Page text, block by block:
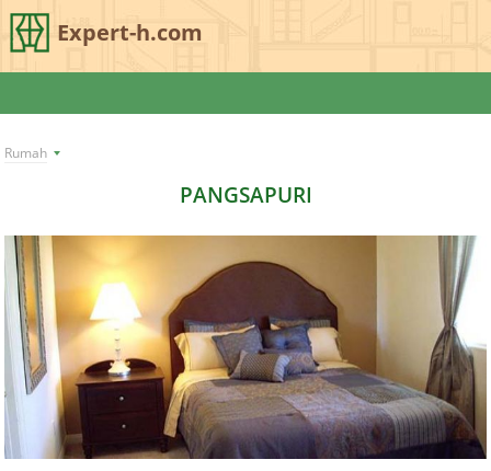
Expert-h.com
Rumah
PANGSAPURI